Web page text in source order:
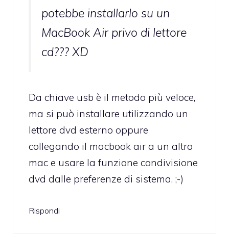
potebbe installarlo su un
MacBook Air privo di lettore
cd??? XD
Da chiave usb è il metodo più veloce,
ma si può installare utilizzando un
lettore dvd esterno oppure
collegando il macbook air a un altro
mac e usare la funzione condivisione
dvd dalle preferenze di sistema. ;-)
Rispondi